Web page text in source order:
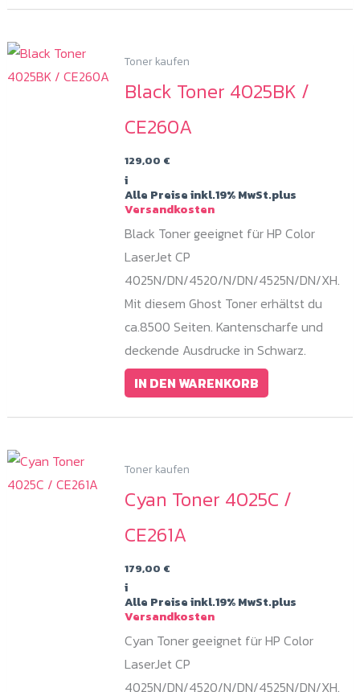
Toner kaufen
Black Toner 4025BK /
CE260A
129,00 €
i
Alle Preise inkl.19% MwSt.plus
Versandkosten
Black Toner geeignet für HP Color
LaserJet CP
4025N/DN/4520/N/DN/4525N/DN/XH.
Mit diesem Ghost Toner erhältst du
ca.8500 Seiten. Kantenscharfe und
deckende Ausdrucke in Schwarz.
IN DEN WARENKORB
Toner kaufen
Cyan Toner 4025C /
CE261A
179,00 €
i
Alle Preise inkl.19% MwSt.plus
Versandkosten
Cyan Toner geeignet für HP Color
LaserJet CP
4025N/DN/4520/N/DN/4525N/DN/XH.